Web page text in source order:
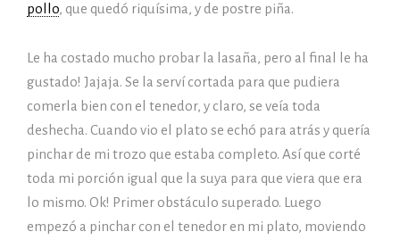
pollo, que quedó riquísima, y de postre piña.
Le ha costado mucho probar la lasaña, pero al final le ha
gustado! Jajaja. Se la serví cortada para que pudiera
comerla bien con el tenedor, y claro, se veía toda
deshecha. Cuando vio el plato se echó para atrás y quería
pinchar de mi trozo que estaba completo. Así que corté
toda mi porción igual que la suya para que viera que era
lo mismo. Ok! Primer obstáculo superado. Luego
empezó a pinchar con el tenedor en mi plato, moviendo